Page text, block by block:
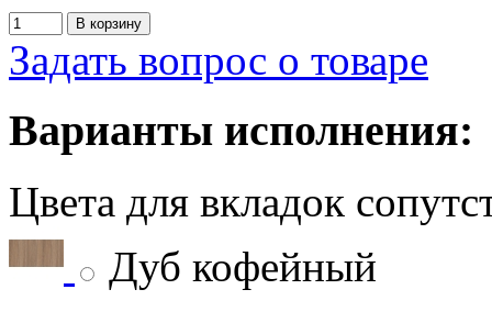
В корзину
Задать вопрос о товаре
Варианты исполнения:
Цвета для вкладок
Дуб кофейный